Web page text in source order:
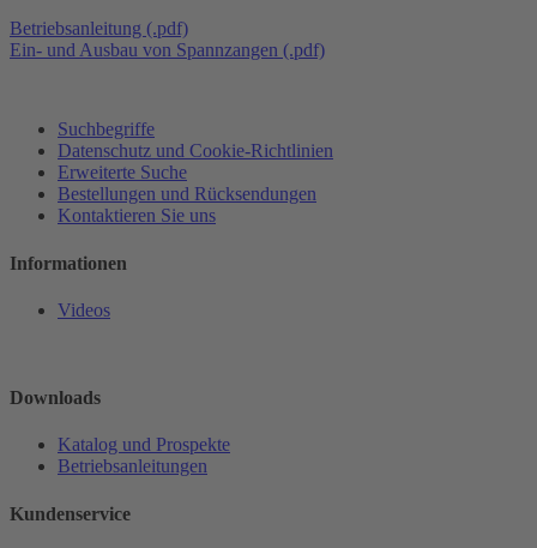
Betriebsanleitung (.pdf)
Ein- und Ausbau von Spannzangen (.pdf)
Suchbegriffe
Datenschutz und Cookie-Richtlinien
Erweiterte Suche
Bestellungen und Rücksendungen
Kontaktieren Sie uns
Informationen
Videos
Downloads
Katalog und Prospekte
Betriebsanleitungen
Kundenservice